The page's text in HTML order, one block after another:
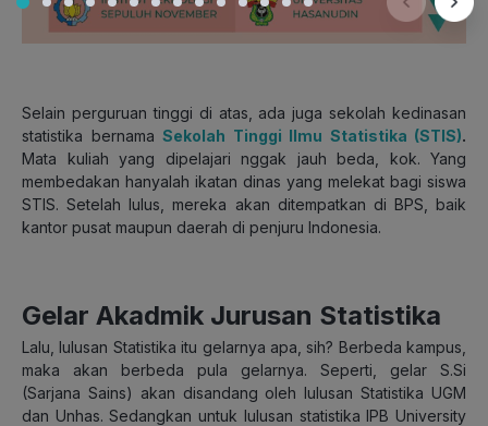
Selain perguruan tinggi di atas, ada juga sekolah kedinasan
statistika bernama Sekolah Tinggi Ilmu Statistika (STIS).
Mata kuliah yang dipelajari nggak jauh beda, kok. Yang
membedakan hanyalah ikatan dinas yang melekat bagi siswa
STIS. Setelah lulus, mereka akan ditempatkan di BPS, baik
kantor pusat maupun daerah di penjuru Indonesia.
Gelar Akadmik Jurusan Statistika
Lalu, lulusan Statistika itu gelarnya apa, sih? Berbeda kampus,
maka akan berbeda pula gelarnya. Seperti, gelar S.Si
(Sarjana Sains) akan disandang oleh lulusan Statistika UGM
dan Unhas. Sedangkan untuk lulusan statistika IPB University